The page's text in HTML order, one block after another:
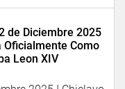
de Diciembre 2025
Oficialmente Como
Leon XIV